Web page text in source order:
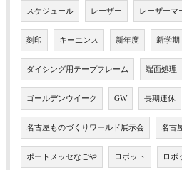
スケジュール レーザー レーザーマ
刻印 キーエンス 新年度 新学期
ダイシング用テープフレーム 端面処理
ゴールデンウイーク GW 長期連休
名古屋ものづくりワールド展示会 名古
ポートメッセなごや ロボット ロボ